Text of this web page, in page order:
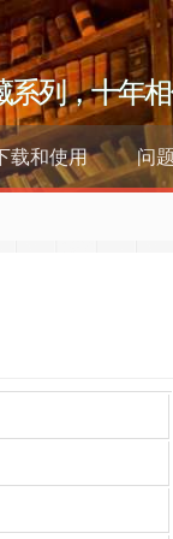
系列，十年
载和使用 问